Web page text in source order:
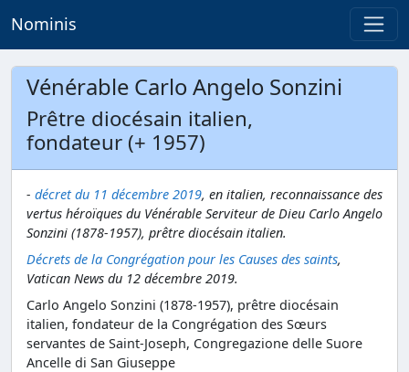
Nominis
Vénérable Carlo Angelo Sonzini
Prêtre diocésain italien,
fondateur (+ 1957)
- décret du 11 décembre 2019, en italien, reconnaissance des
vertus héroïques du Vénérable Serviteur de Dieu Carlo Angelo
Sonzini (1878-1957), prêtre diocésain italien.
Décrets de la Congrégation pour les Causes des saints,
Vatican News du 12 décembre 2019.
Carlo Angelo Sonzini (1878-1957), prêtre diocésain
italien, fondateur de la Congrégation des Sœurs
servantes de Saint-Joseph, Congregazione delle Suore
Ancelle di San Giuseppe